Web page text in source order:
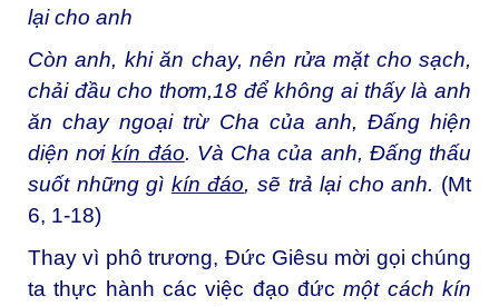
lại cho anh
Còn anh, khi ăn chay, nên rửa mặt cho sạch,
chải đầu cho thơm,18 để không ai thấy là anh
ăn chay ngoại trừ Cha của anh, Đấng hiện
diện nơikín đáo. Và Cha của anh, Đấng thấu
suốt những gì kín đáo, sẽ trả lại cho anh. (Mt
6, 1-18)
Thay vì phô trương, Đức Giêsu mời gọi chúng
ta thực hành các việc đạo đứcmột cách kín